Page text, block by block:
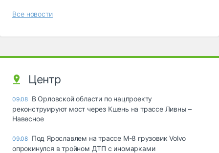
Все новости
Центр
09.08 В Орловской области по нацпроекту
реконструируют мост через Кшень на трассе Ливны –
Навесное
09.08 Под Ярославлем на трассе М-8 грузовик Volvo
опрокинулся в тройном ДТП с иномарками